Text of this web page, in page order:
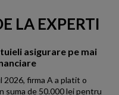
LA EXPERTI
asigurare pe mai
2026, firma A a platit o
suma de 50.000 lei pentru